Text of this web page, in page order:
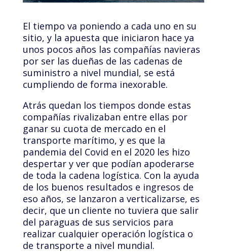
El tiempo va poniendo a cada uno en su
sitio, y la apuesta que iniciaron hace ya
unos pocos años las compañías navieras
por ser las dueñas de las cadenas de
suministro a nivel mundial, se está
cumpliendo de forma inexorable.
Atrás quedan los tiempos donde estas
compañías rivalizaban entre ellas por
ganar su cuota de mercado en el
transporte marítimo, y es que la
pandemia del Covid en el 2020 les hizo
despertar y ver que podían apoderarse
de toda la cadena logística. Con la ayuda
de los buenos resultados e ingresos de
eso años, se lanzaron a verticalizarse, es
decir, que un cliente no tuviera que salir
del paraguas de sus servicios para
realizar cualquier operación logística o
de transporte a nivel mundial.